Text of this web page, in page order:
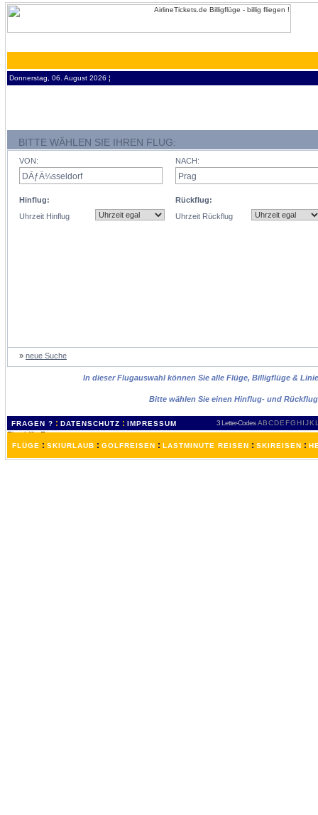
Donnerstag, 06. August 2026 ¦
BITTE WÄHLEN SIE IHREN FLUG:
VON:
Hinflug:
Uhrzeit Hinflug
NACH:
Rückflug:
Uhrzeit Rückflug
» neue Suche
In dieser Flugauswahl können Sie alle Flüge, Billigflüge &
Bitte wählen Sie einen Hinflug- und
FRAGEN ? : DATENSCHUTZ : IMPRESSUM 3 Letter-Codes ABCDEFGH IJKL
FLÜGE : SKIURLAUB : GOLFREISEN : LASTMINUTE REISEN : SKIREISEN :